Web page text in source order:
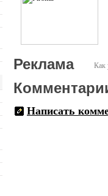
Как
Реклама
Написать